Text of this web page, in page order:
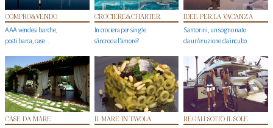
COMPRO&VENDO
AAA vendesi barche,
posti barca, case…
CROCIERE&CHARTER
In crociera per single
s'incrocia l’amore?
IDEE PER LA VACANZA
Santorini, un sogno nato
da un’eruzione da incubo
CASE DA MARE IL MARE IN TAVOLA REGALI SOTTO IL SOLE